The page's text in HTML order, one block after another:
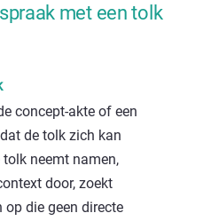
met een tolk
concept-akte of een
de tolk zich kan
neemt namen,
door, zoekt
op die geen directe